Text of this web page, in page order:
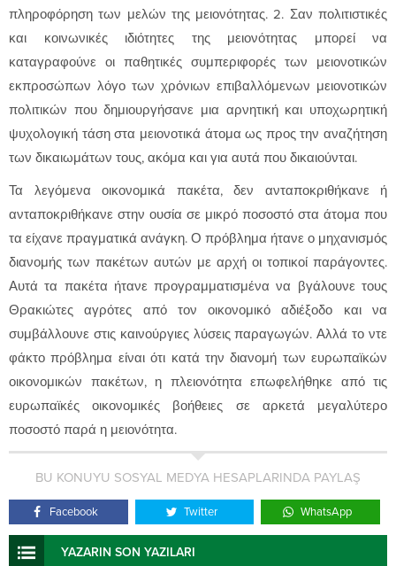
πληροφόρηση των μελών της μειονότητας. 2. Σαν πολιτιστικές
και κοινωνικές ιδιότητες της μειονότητας μπορεί να
καταγραφούνε οι παθητικές συμπεριφορές των μειονοτικών
εκπροσώπων λόγο των χρόνιων επιβαλλόμενων μειονοτικών
πολιτικών που δημιουργήσανε μια αρνητική και υποχωρητική
ψυχολογική τάση στα μειονοτικά άτομα ως προς την αναζήτηση
των δικαιωμάτων τους, ακόμα και για αυτά που δικαιούνται.
Τα λεγόμενα οικονομικά πακέτα, δεν ανταποκριθήκανε ή
ανταποκριθήκανε στην ουσία σε μικρό ποσοστό στα άτομα που
τα είχανε πραγματικά ανάγκη. Ο πρόβλημα ήτανε ο μηχανισμός
διανομής των πακέτων αυτών με αρχή οι τοπικοί παράγοντες.
Αυτά τα πακέτα ήτανε προγραμματισμένα να βγάλουνε τους
Θρακιώτες αγρότες από τον οικονομικό αδιέξοδο και να
συμβάλλουνε στις καινούργιες λύσεις παραγωγών. Αλλά το ντε
φάκτο πρόβλημα είναι ότι κατά την διανομή των ευρωπαϊκών
οικονομικών πακέτων, η πλειονότητα επωφελήθηκε από τις
ευρωπαϊκές οικονομικές βοήθειες σε αρκετά μεγαλύτερο
ποσοστό παρά η μειονότητα.
BU KONUYU SOSYAL MEDYA HESAPLARINDA PAYLAŞ
Facebook Twitter WhatsApp
YAZARIN SON YAZILARI